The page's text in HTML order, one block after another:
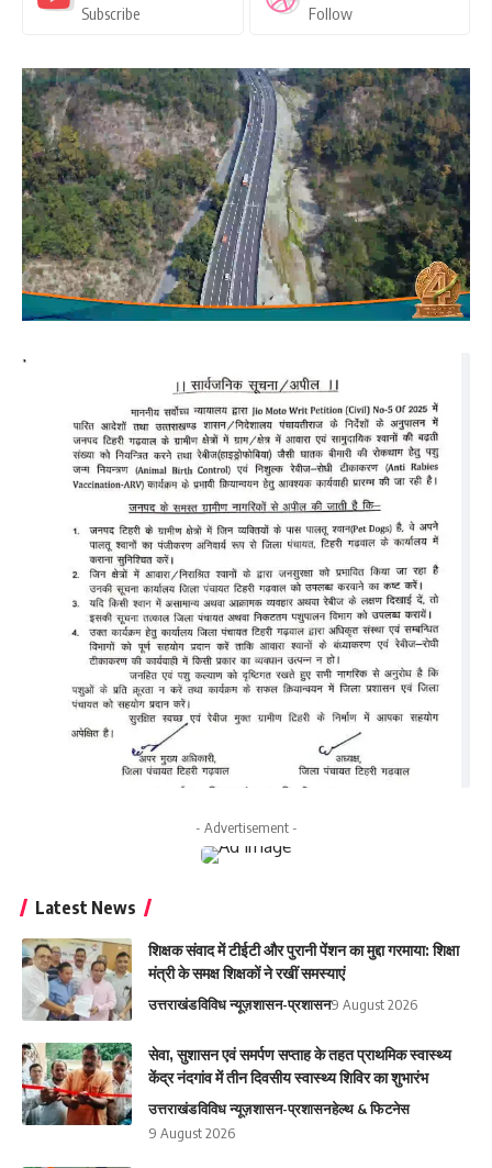
Subscribe Follow
- Advertisement -
Latest News
शिक्षक संवाद में टीईटी और पुरानी पेंशन का मुद्दा गरमाया: शिक्षा
मंत्री के समक्ष शिक्षकों ने रखीं समस्याएं
उत्तराखंडविविध न्यूज़शासन-प्रशासन9 August 2026
सेवा, सुशासन एवं समर्पण सप्ताह के तहत प्राथमिक स्वास्थ्य
केंद्र नंदगांव में तीन दिवसीय स्वास्थ्य शिविर का शुभारंभ
उत्तराखंडविविध न्यूज़शासन-प्रशासनहेल्थ & फिटनेस
9 August 2026